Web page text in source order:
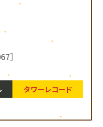
］
タワーレコード